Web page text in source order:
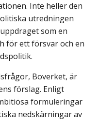
Inte heller den
utredningen
som en
för ett försvar och en
Boverket, är
förslag. Enligt
formu­le­ringar
nedskärningar av